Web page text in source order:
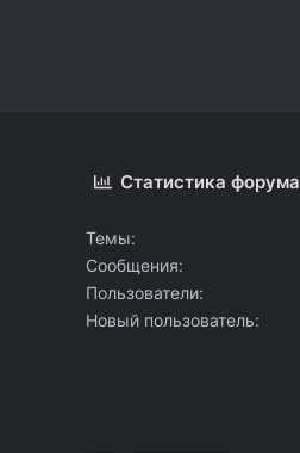
Статистика форума
Темы
Сообщения
Пользователи
Новый пользователь